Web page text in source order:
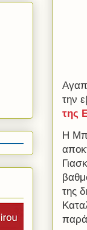
την
της
Η
της